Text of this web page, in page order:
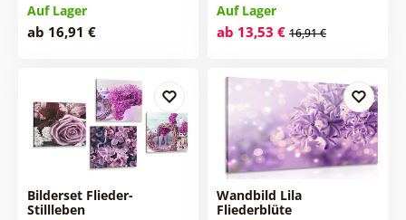
Auf Lager
ab 16,91 €
Auf Lager
ab 13,53 € 16,91 €
Bilderset Flieder-
Stillleben
Wandbild Lila
Fliederblüte